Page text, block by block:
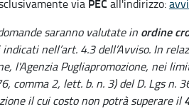
via
all'indirizzo:
saranno valutate in ordine
nell’art. 4.3 dell’Avviso. In
l'Agenzia Pugliapromozione, nei
comma 2, lett. b. n. 3) del D. Lgs n.
il cui costo non potrà superare il